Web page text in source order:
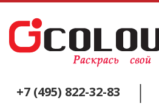
+7 (495) 822-32-83